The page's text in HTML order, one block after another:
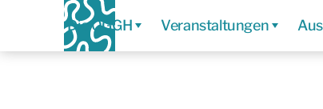
Die ÖGGH Veranstaltungen